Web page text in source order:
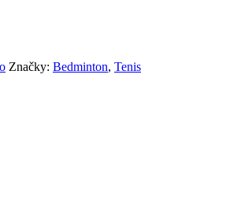
Značky: Bedminton, Tenis